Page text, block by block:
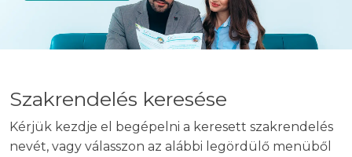
Szakrendelés keresése
Kérjük kezdje el begépelni a keresett szakrendelés
nevét, vagy válasszon az alábbi legördülő menüből